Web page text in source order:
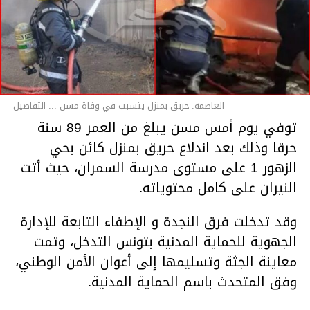
العاصمة: حريق بمنزل يتسبب في وفاة مسن ... التفاصيل
توفي يوم أمس مسن يبلغ من العمر 89 سنة
حرقا وذلك بعد اندلاع حريق بمنزل كائن بحي
الزهور 1 على مستوى مدرسة السمران، حيث أتت
النيران على كامل محتوياته.
وقد تدخلت فرق النجدة و الإطفاء التابعة للإدارة
الجهوية للحماية المدنية بتونس التدخل، وتمت
معاينة الجثة وتسليمها إلى أعوان الأمن الوطني،
وفق المتحدث باسم الحماية المدنية.